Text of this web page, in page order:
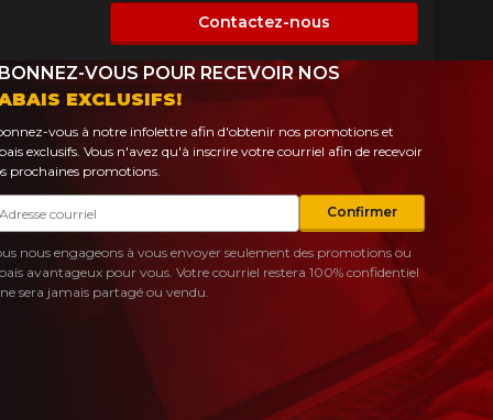
disponible
Contactez-nous
VOUS POUR RECEVOIR NOS
EXCLUSIFS!
vous à notre infolettre afin d'obtenir nos promotions et
exclusifs. Vous n'avez qu'à inscrire votre courriel afin de recevoir
prochaines promotions.
Confirmer
nous engageons à vous envoyer seulement des promotions ou
avantageux pour vous. Votre courriel restera 100% confidentiel
sera jamais partagé ou vendu.